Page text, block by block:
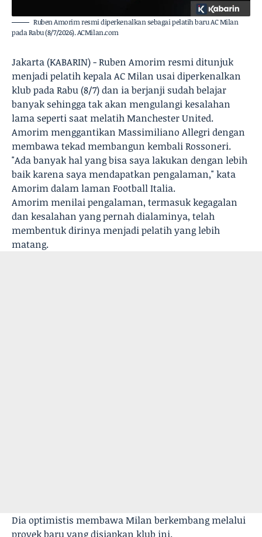
Ruben Amorim resmi diperkenalkan sebagai pelatih baru AC Milan
pada Rabu (8/7/2026). ACMilan.com
Jakarta (KABARIN) - Ruben Amorim resmi ditunjuk
menjadi pelatih kepala AC Milan usai diperkenalkan
klub pada Rabu (8/7) dan ia berjanji sudah belajar
banyak sehingga tak akan mengulangi kesalahan
lama seperti saat melatih Manchester United.
Amorim menggantikan Massimiliano Allegri dengan
membawa tekad membangun kembali Rossoneri.
"Ada banyak hal yang bisa saya lakukan dengan lebih
baik karena saya mendapatkan pengalaman," kata
Amorim dalam laman Football Italia.
Amorim menilai pengalaman, termasuk kegagalan
dan kesalahan yang pernah dialaminya, telah
membentuk dirinya menjadi pelatih yang lebih
matang.
Dia optimistis membawa Milan berkembang melalui
proyek baru yang disiapkan klub ini.